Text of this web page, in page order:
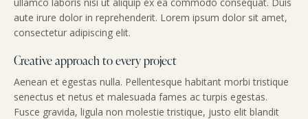
aute irure dolor in reprehenderit. Lorem ipsum dolor sit amet,
consectetur adipiscing elit.
Creative approach to every project
Aenean et egestas nulla. Pellentesque habitant morbi tristique
senectus et netus et malesuada fames ac turpis egestas.
Fusce gravida, ligula non molestie tristique, justo elit blandit